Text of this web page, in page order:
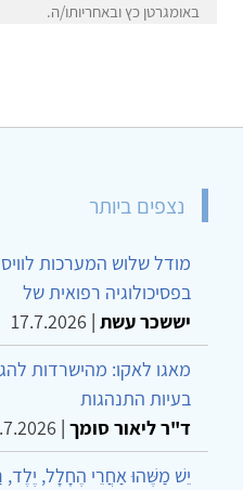
באומגרטן כץ ובאחריותו/ה.
נצפים ביותר
מודל שלוש המערכות
בפסיכולוגיה רפואית של
יששכר עשת |
17.7.2026
מאגו לאקו: מהישרדות
בעיות התנהגות
ד"ר ליאור סומך |
יֵשׁ מַשֶּׁהוּ אַחֲרֵי הֶחָלָל,